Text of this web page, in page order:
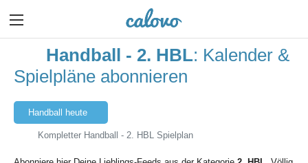
Handball - 2. HBL: Kalender &
Spielpläne abonnieren
Handball heute
Kompletter Handball - 2. HBL Spielplan